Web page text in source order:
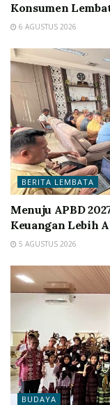
Konsumen
6 AGUSTUS 2026
BERITA LEMBATA
Menuju APBD
Keuangan Lebih
5 AGUSTUS 2026
BUDAYA